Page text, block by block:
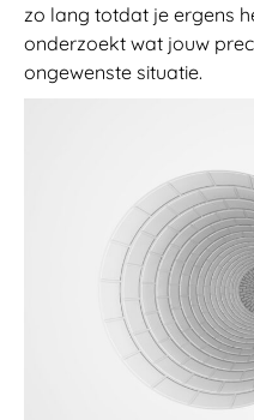
zo lang totdat je ergens
onderzoekt wat jouw
ongewenste situatie.